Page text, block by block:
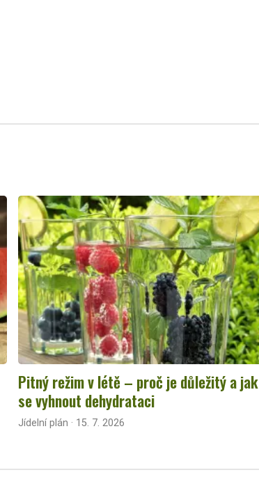
Pitný režim v létě – proč je důležitý a jak
se vyhnout dehydrataci
Jídelní plán · 15. 7. 2026